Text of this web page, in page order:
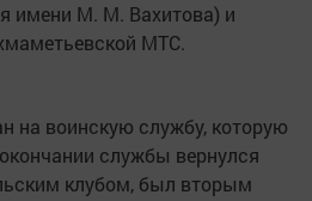
имени М. М. Вахитова) и
МТС.
на воинскую службу, которую
службы вернулся
клубом, был вторым